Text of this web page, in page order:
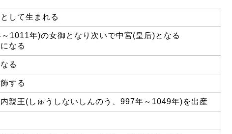
して生まれる
1011年)の女御となり次いで中宮(皇后)となる
なる
る
する
親王(しゅうしないしんのう、997年～1049年)を出産